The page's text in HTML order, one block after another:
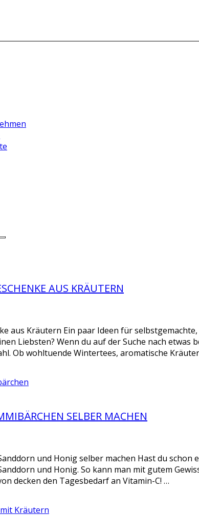
AUS KRÄUTERN
aus Kräutern Ein paar Ideen für
Liebsten? Wenn du auf der Suche nach
Ob wohltuende Wintertees, aromatische
SELBER MACHEN
und Honig selber machen Hast du
und Honig. So kann man mit gutem
decken den Tagesbedarf an Vitamin-C! …